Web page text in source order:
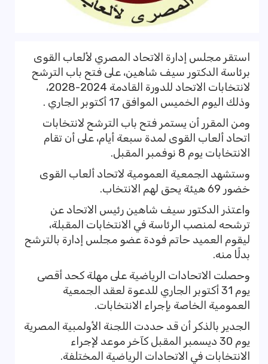
استقر مجلس إدارة الاتحاد المصري لألعاب القوى
برئاسة الدكتور سيف شاهين، على فتح باب الترشح
لانتخابات الاتحاد للدورة القادمة 2024-2028،
وذلك اليوم الخميس الموافق 17 أكتوبر الجاري .
ومن المقرر أن يستمر فتح باب الترشح لانتخابات
اتحاد ألعاب القوى لمدة سبعة أيام، على أن تقام
الانتخابات يوم 8 نوفمبر المقبل.
وستشهد الجمعية العمومية لاتحاد ألعاب القوى
خضور 69 هيئة يحق لهم الانتخاب.
واعتذر الدكتور سيف شاهين رئيس الاتحاد عن
ترشحه لمنصب الرئاسة في الانتخابات المقبلة،
ليقوم العميد حاتم فودة عضو مجلس إدارة بالترشح
بدلًا منه.
وحصلت الاتحادات الرياضية على مهلة كحد أقصى
يوم 31 أكتوبر الجاري للدعوة لعقد الجمعية
العمومية الخاصة بإجراء الانتخابات.
الجدير بالذكر أن قد حددت اللجنة الأولمبية المصرية
يوم 30 ديسمبر المقبل كآخر موعد لإجراء
الانتخابات في الاتحادات الرياضية المختلفة.